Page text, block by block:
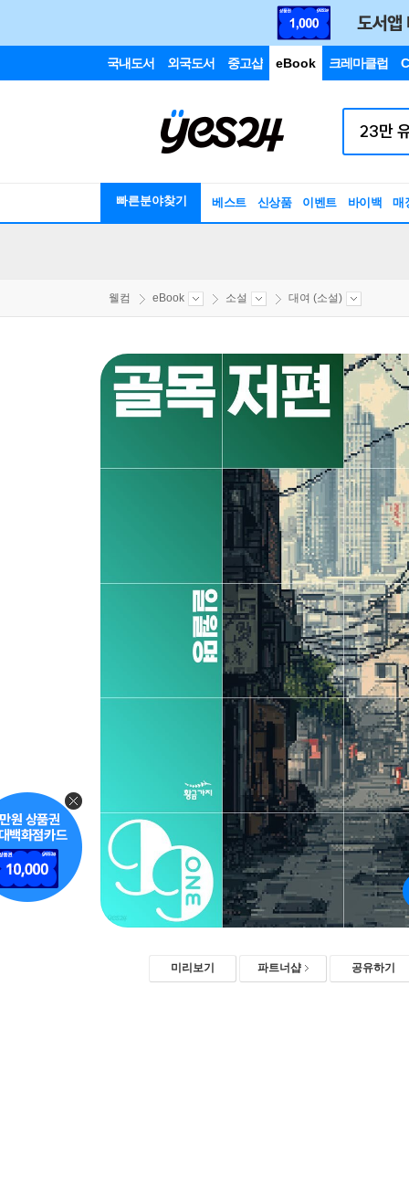
국내도서 외국도서 중고샵 eBook 크레마클럽
빠른분야찾기 베스트 신상품 이벤트 바이백 매
웰컴 eBook 소설 대여 (소설)
미리보기 파트너샵 공유하기